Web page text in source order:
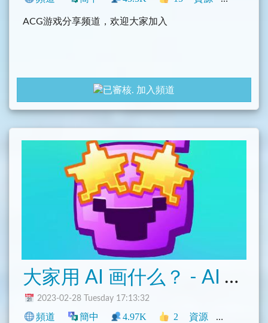
ACG游戏分享频道，欢迎大家加入
加入頻道
大家用 AI 画什么？ - AI ART
2023-02-28 Tuesday 17:13:32
頻道 簡中 4.97K 2 資源 中文圈